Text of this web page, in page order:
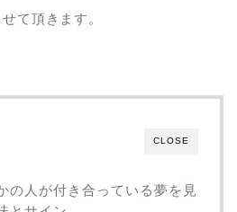
て頂きます。
CLOSE
の人が付き合っている夢を見